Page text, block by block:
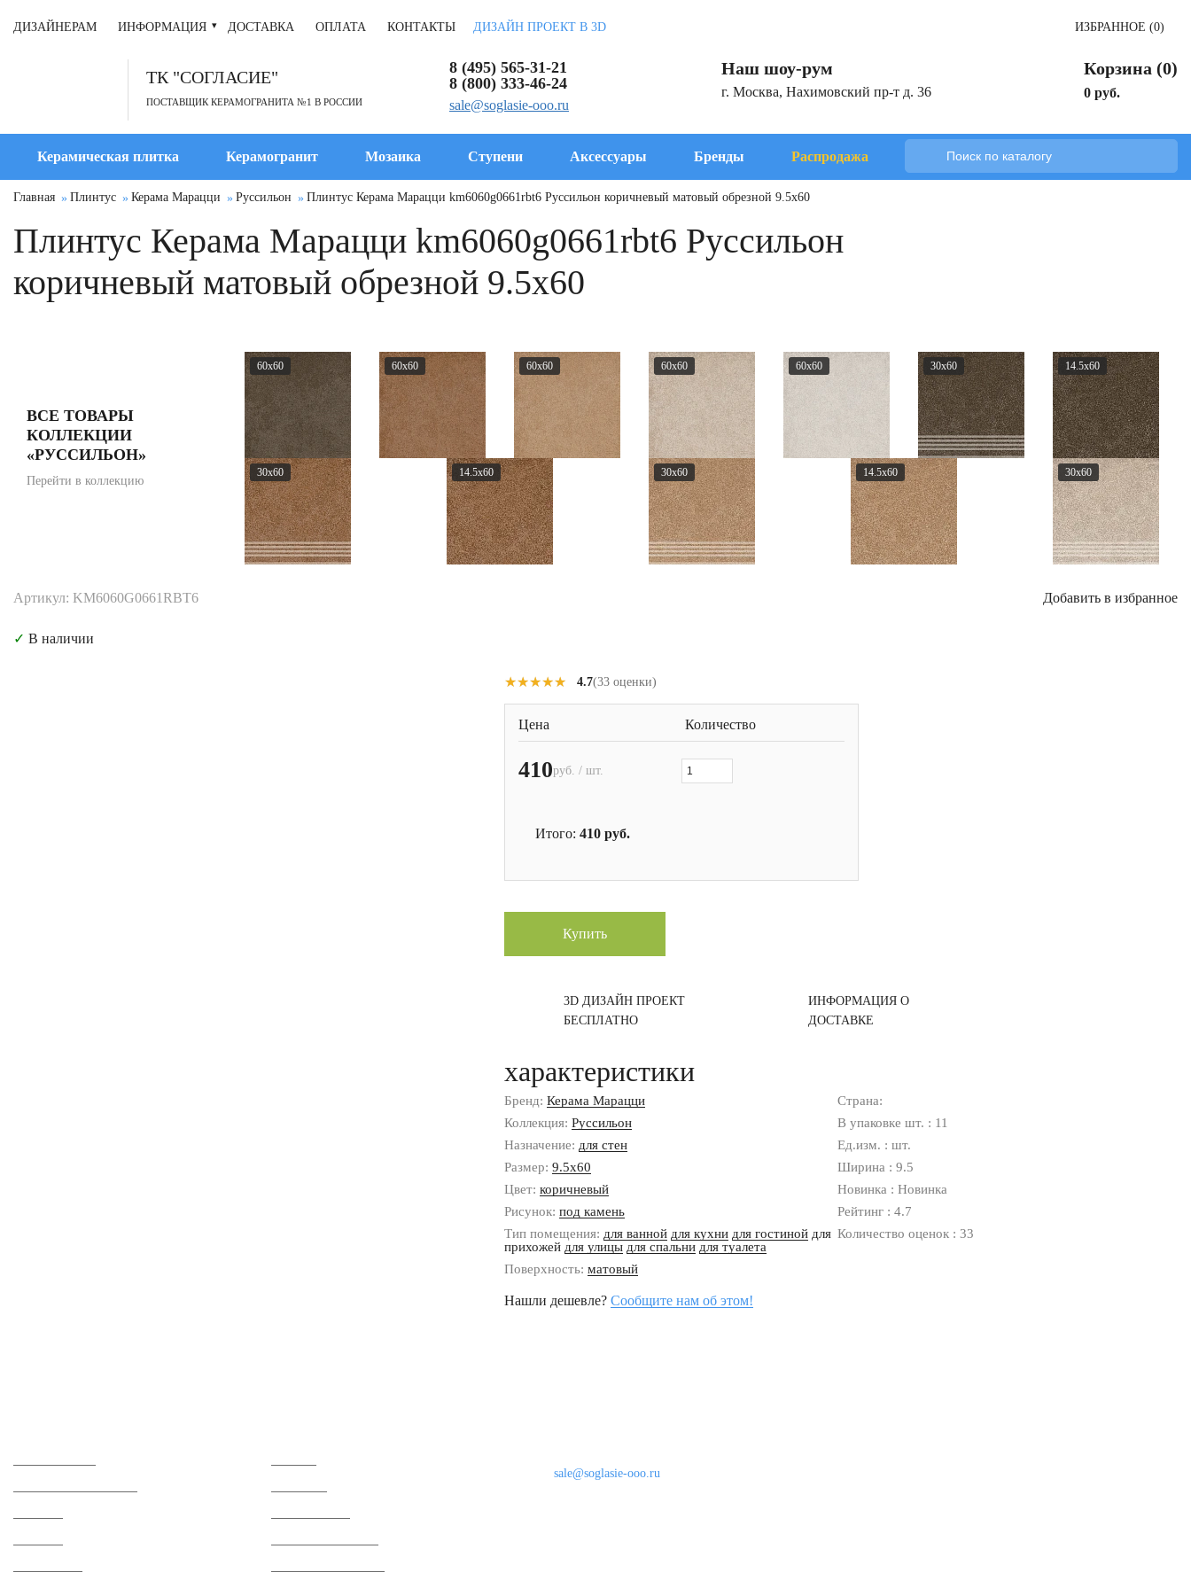
ДИЗАЙНЕРАМ ИНФОРМАЦИЯ ДОСТАВКА ОПЛАТА КОНТАКТЫ ДИЗАЙН ПРОЕКТ В 3D ИЗБРАННОЕ (0)
ТК "СОГЛАСИЕ"
ПОСТАВЩИК КЕРАМОГРАНИТА №1 В РОССИИ
8 (495) 565-31-21
8 (800) 333-46-24
sale@soglasie-ooo.ru
Наш шоу-рум
г. Москва, Нахимовский пр-т д. 36
Корзина (0)
0 руб.
Керамическая плитка Керамогранит Мозаика Ступени Аксессуары Бренды Распродажа
Главная Плинтус Керама Марацци Руссильон Плинтус Керама Марацци km6060g0661rbt6 Руссильон коричневый матовый обрезной 9.5x60
Плинтус Керама Марацци km6060g0661rbt6 Руссильон
коричневый матовый обрезной 9.5x60
ВСЕ ТОВАРЫ
КОЛЛЕКЦИИ
«РУССИЛЬОН»
Перейти в коллекцию
60x60 60x60 60x60 60x60 60x60 30x60 14.5x60
30x60 14.5x60 30x60 14.5x60 30x60
Артикул: KM6060G0661RBT6 Добавить в избранное
✓ В наличии
★★★★★
★★★★★ 4.7(33 оценки)
Цена Количество
410руб. / шт.
Итого: 410 руб.
Купить
3D ДИЗАЙН ПРОЕКТ
БЕСПЛАТНО
ИНФОРМАЦИЯ О
ДОСТАВКЕ
характеристики
Бренд: Керама Марацци
Коллекция: Руссильон
Назначение: для стен
Размер: 9.5x60
Цвет: коричневый
Рисунок: под камень
Тип помещения: для ванной для кухни для гостиной для
прихожей для улицы для спальни для туалета
Поверхность: матовый
Страна:
В упаковке шт. : 11
Ед.изм. : шт.
Ширина : 9.5
Новинка : Новинка
Рейтинг : 4.7
Количество оценок : 33
Нашли дешевле? Сообщите нам об этом!
sale@soglasie-ooo.ru